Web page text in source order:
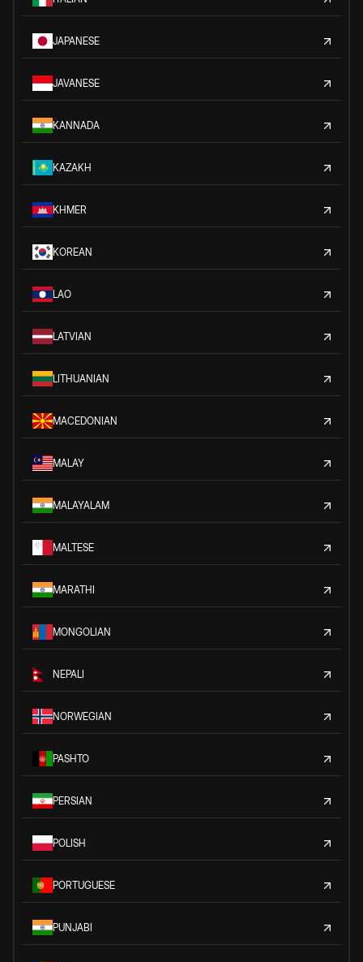
JAPANESE
JAVANESE
KANNADA
KAZAKH
KHMER
KOREAN
LAO
LATVIAN
LITHUANIAN
MACEDONIAN
MALAY
MALAYALAM
MALTESE
MARATHI
MONGOLIAN
NEPALI
NORWEGIAN
PASHTO
PERSIAN
POLISH
PORTUGUESE
PUNJABI